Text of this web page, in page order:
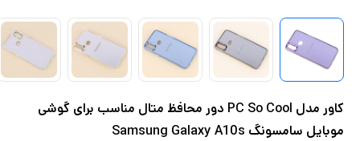
کاور مدل PC So Cool دور محافظ متال مناسب برای گوشی
موبایل سامسونگ Samsung Galaxy A10s